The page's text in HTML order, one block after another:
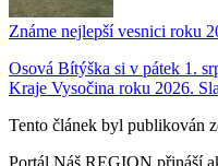
Známe nejlepší vesnici roku
Osová Bítýška si v pátek 1.
Kraje Vysočina roku 2026.
Tento článek byl publikován
Portál Náš REGION přináší